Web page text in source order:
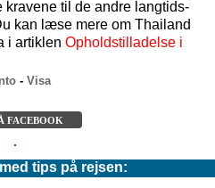
til de andre langtids-
kan læse mere om Thailand
i artiklen Opholdstilladelse i
- Visa
FACEBOOK
tips på rejsen: